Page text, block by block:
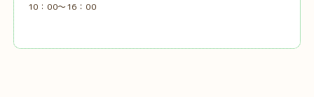
10：00～16：00